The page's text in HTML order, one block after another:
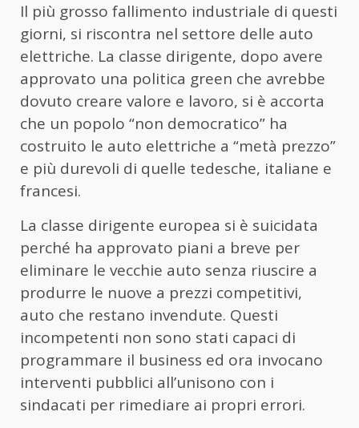
Il più grosso fallimento industriale di questi
giorni, si riscontra nel settore delle auto
elettriche. La classe dirigente, dopo avere
approvato una politica green che avrebbe
dovuto creare valore e lavoro, si è accorta
che un popolo “non democratico” ha
costruito le auto elettriche a “metà prezzo”
e più durevoli di quelle tedesche, italiane e
francesi.
La classe dirigente europea si è suicidata
perché ha approvato piani a breve per
eliminare le vecchie auto senza riuscire a
produrre le nuove a prezzi competitivi,
auto che restano invendute. Questi
incompetenti non sono stati capaci di
programmare il business ed ora invocano
interventi pubblici all’unisono con i
sindacati per rimediare ai propri errori.